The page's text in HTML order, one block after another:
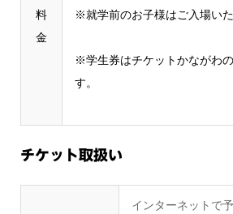
料
金
※就学前のお子様はご入場いた
※学生券はチケットかながわ
す。
チケット取扱い
インターネットで